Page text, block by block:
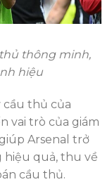
thông minh,
hiệu
thủ của
vai trò của giám
Arsenal trở
hiệu quả, thu về
cầu thủ.